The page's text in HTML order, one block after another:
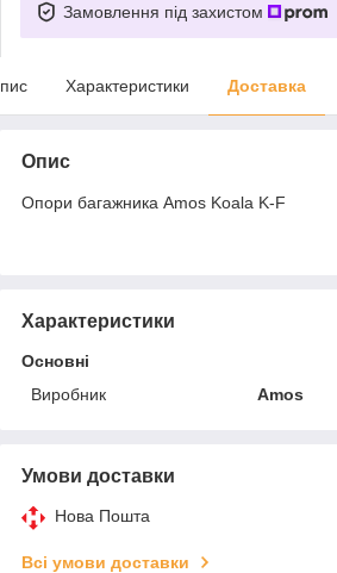
Замовлення під захистом
Характеристики Доставка
Опис
Опори багажника Amos Koala K-F
Характеристики
Основні
Виробник
Amos
Умови доставки
Нова Пошта
Всі умови доставки